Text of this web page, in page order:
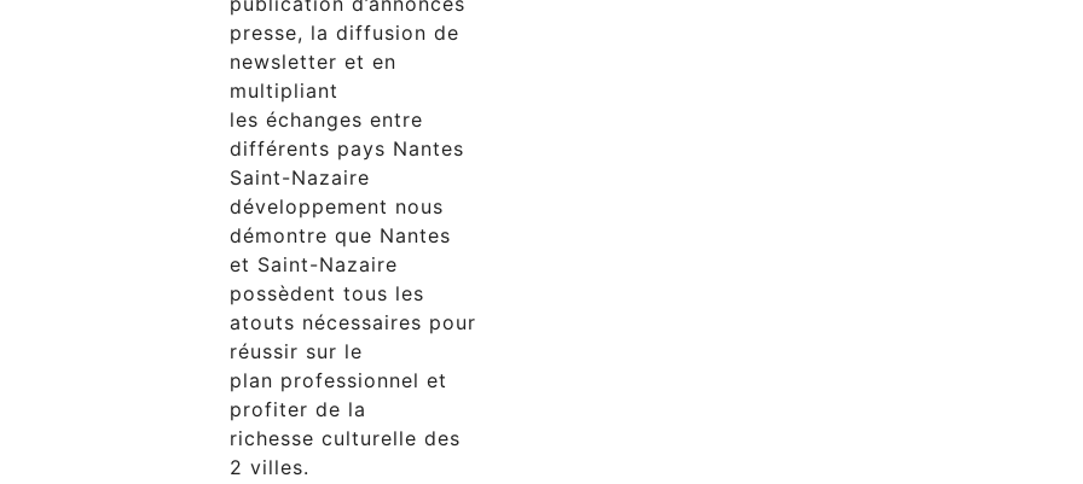
presse, la diffusion de
newsletter et en
multipliant
les échanges entre
différents pays Nantes
Saint-Nazaire
développement nous
démontre que Nantes
et Saint-Nazaire
possèdent tous les
atouts nécessaires pour
réussir sur le
plan professionnel et
profiter de la
richesse culturelle des
2 villes.